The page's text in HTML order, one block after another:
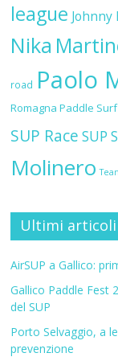
league Johnny
Nika
road Paolo
Romagna Paddle Surf
SUP Race SUP
Molinero
Ultimi articoli
AirSUP a Gallico:
Gallico Paddle Fest
del SUP
Porto Selvaggio, a
prevenzione